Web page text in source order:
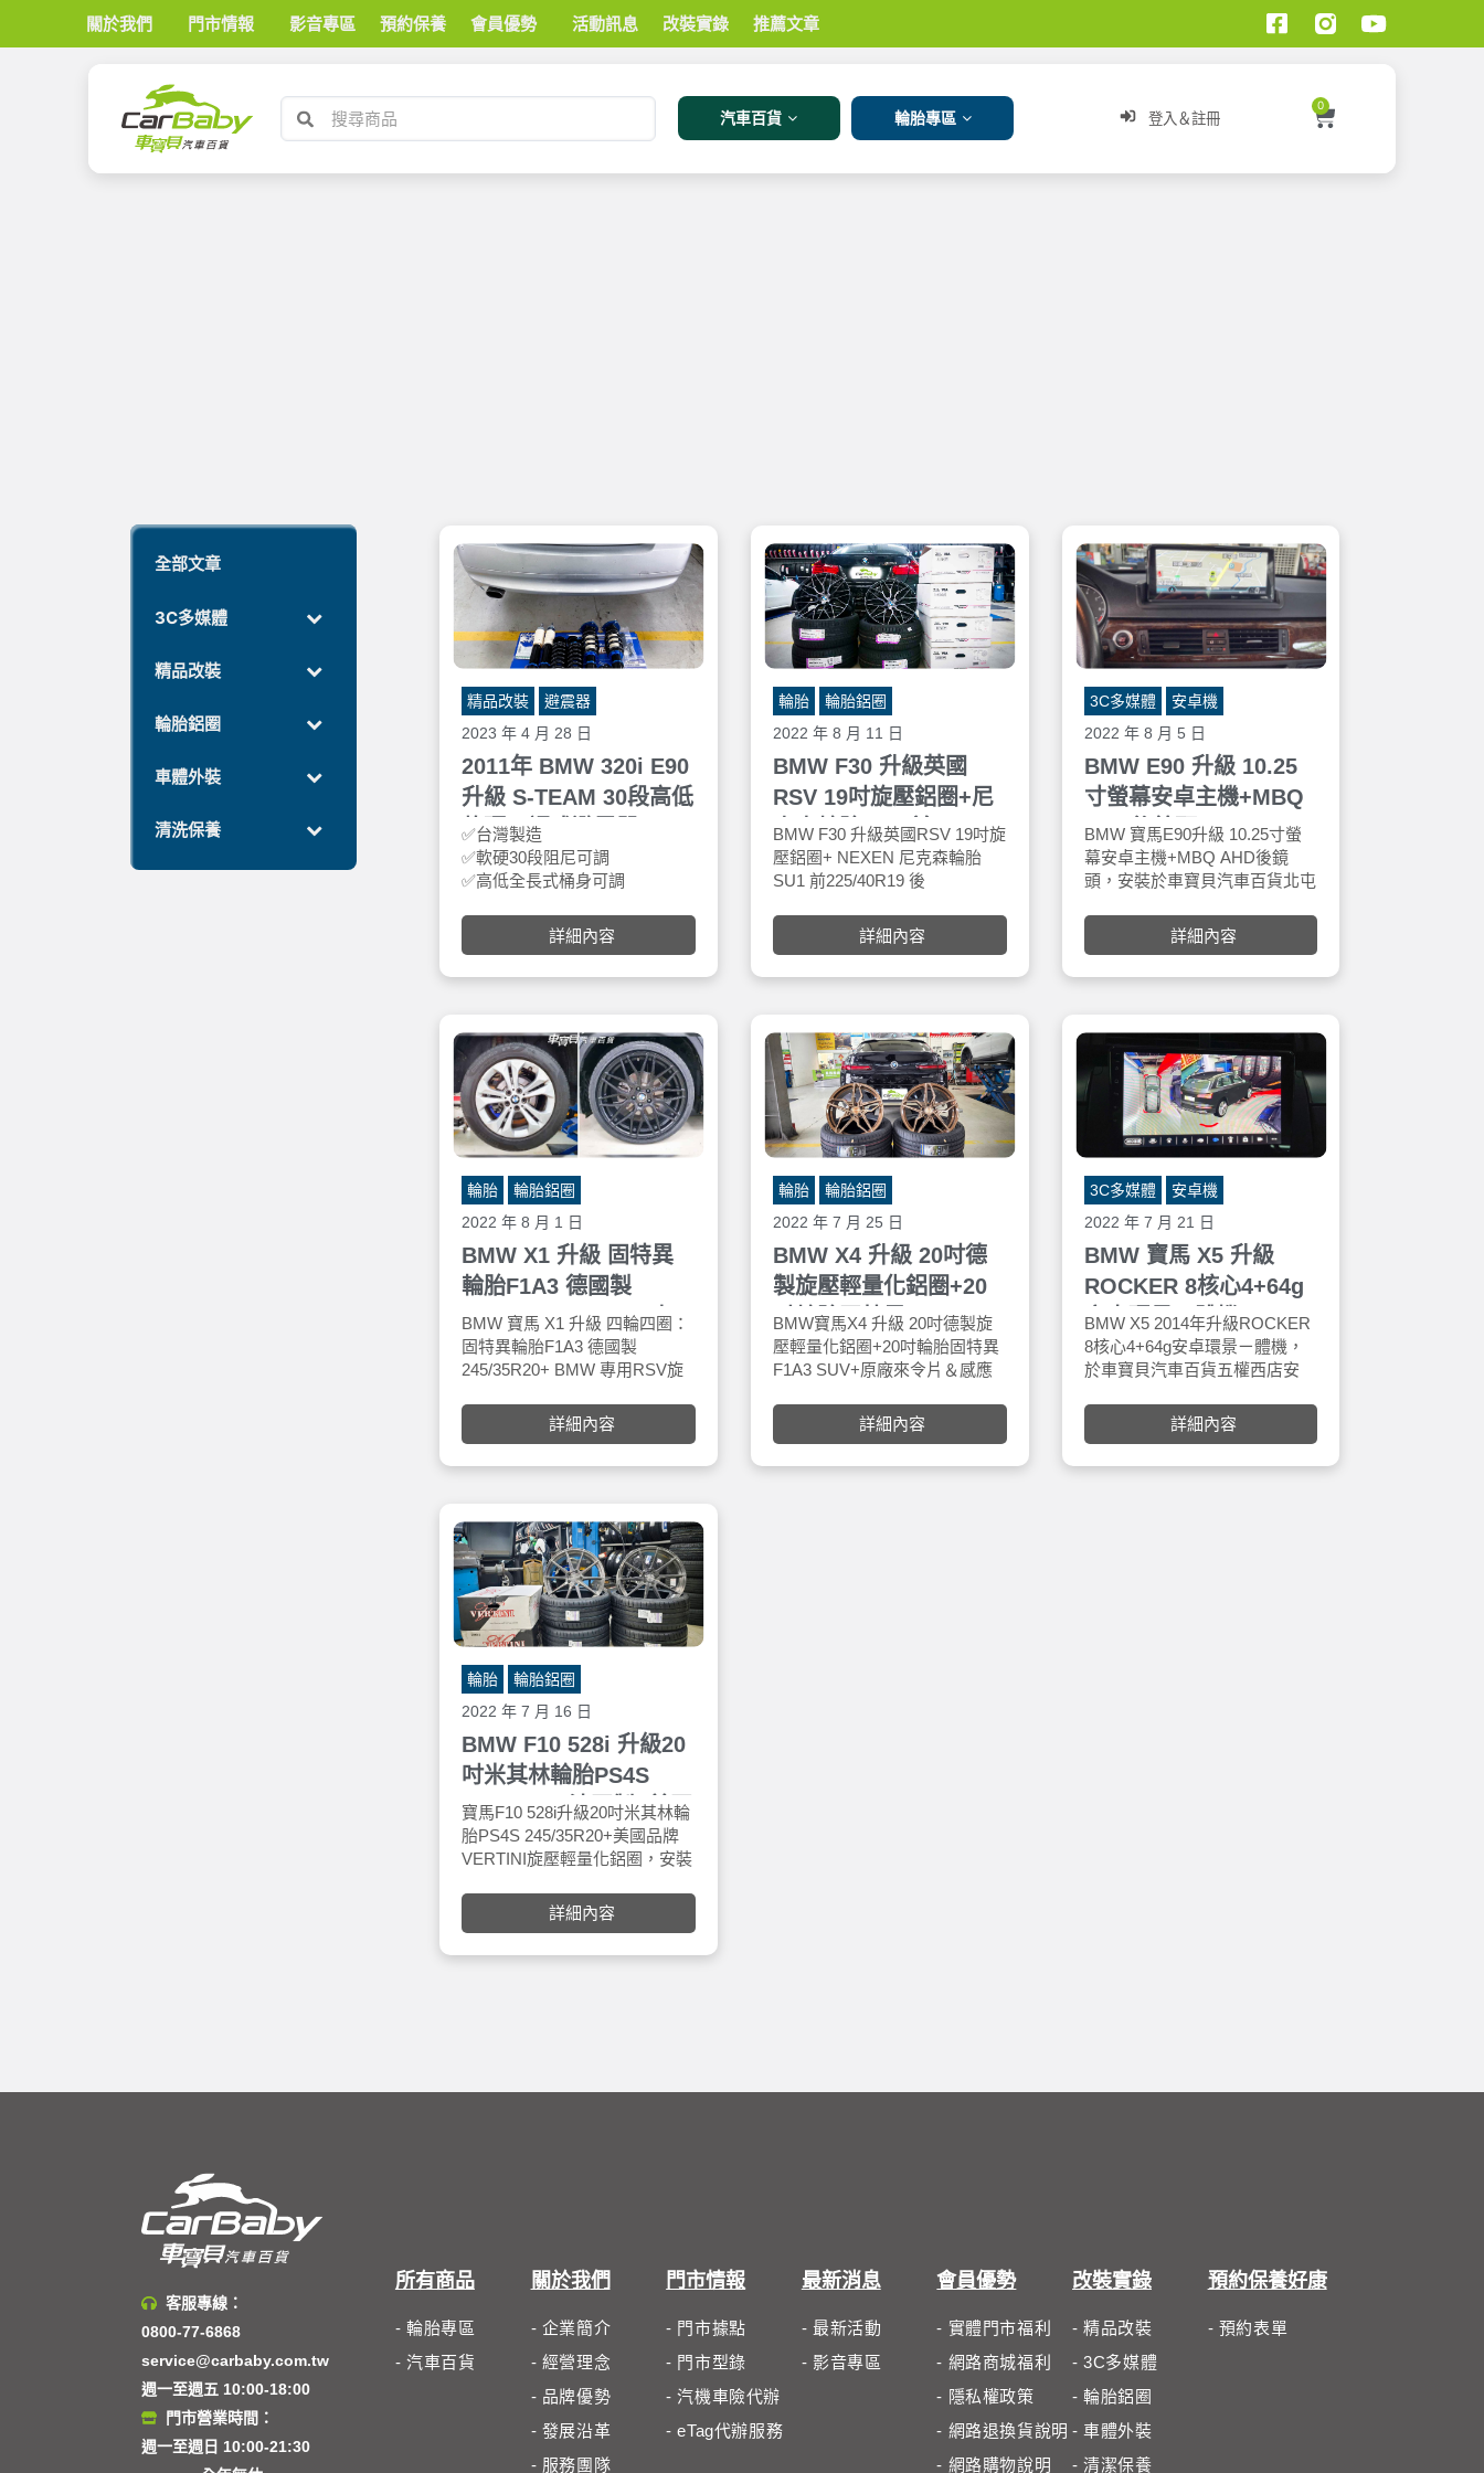
關於我們 門市情報 影音專區 預約保養 會員優勢 活動訊息 改裝實錄 推薦文章
汽車百貨 輪胎專區 登入＆註冊
0
全部文章
3C多媒體
精品改裝
輪胎鋁圈
車體外裝
清洗保養
2011年 BMW 320i E90
升級 S-TEAM 30段高低
軟硬可調式避震器
2023 年 4 月 28 日
精品改裝 避震器
✅台灣製造
✅軟硬30段阻尼可調
✅高低全長式桶身可調
✅冷鍛製成9254彈簧 抗衰減達
成
✅強化型避震器上座 耐用度加
跳
詳細內容
BMW F30 升級英國
RSV 19吋旋壓鋁圈+尼
克森輪胎SU1 前
225/40R19 後
255/35R19
2022 年 8 月 11 日
輪胎 輪胎鋁圈
BMW F30 升級英國RSV 19吋旋
壓鋁圈+ NEXEN 尼克森輪胎
SU1 前225/40R19 後
百貨五權西店。N’Fera SU1是
您在夏季突然風暴或在沙漠公路
上巡航時的首選輪胎。 輪胎的3
性。 優異的分離表面切邊支持
出色的干濕牽引力。通過增加肩
部塊剛度，壓力均勻分佈並確保
最大的轉彎性能。
詳細內容
BMW E90 升級 10.25
寸螢幕安卓主機+MBQ
AHD後鏡頭
2022 年 8 月 5 日
3C多媒體 安卓機
BMW 寶馬E90升級 10.25寸螢
幕安卓主機+MBQ AHD後鏡
頭，安裝於車寶貝汽車百貨北屯
升級，安卓主機安裝，安心交給
車寶貝，售後保固安心有保障！
詳細內容
BMW X1 升級 固特異
輪胎F1A3 德國製
245/35R20+ BMW 專用
RSV旋壓鋁圈
2022 年 8 月 1 日
輪胎 輪胎鋁圈
BMW 寶馬 X1 升級 四輪四圈：
固特異輪胎F1A3 德國製
245/35R20+ BMW 專用RSV旋
五權下店。GOODYEAR 固特
異 Eagle F1 Asymmetric 3 | 頂
尖車廠認證原配性能街胎，擁有
操控性能及煞車評測項目表現第
一。
詳細內容
BMW X4 升級 20吋德
製旋壓輕量化鋁圈+20
吋輪胎固特異F1A3
SUV+原廠來令片＆感
應線
2022 年 7 月 25 日
輪胎 輪胎鋁圈
BMW寶馬X4 升級 20吋德製旋
壓輕量化鋁圈+20吋輪胎固特異
F1A3 SUV+原廠來令片＆感應
西店。固特異F1A3 SUV輪胎，
採用自控煞停科技
(ActiveBraking Technology)，可
詳細內容
BMW 寶馬 X5 升級
ROCKER 8核心4+64g
安卓環景ㄧ體機
2022 年 7 月 21 日
3C多媒體 安卓機
BMW X5 2014年升級ROCKER
8核心4+64g安卓環景ㄧ體機，
於車寶貝汽車百貨五權西店安
持聽筒接聽、音樂播放、導航、
360度環景功能，中控升級車內
駕駛方便不無聊！
詳細內容
BMW F10 528i 升級20
吋米其林輪胎PS4S
245/35R20法國製+美國
VERTINI旋壓輕量化鋁
圈
2022 年 7 月 16 日
輪胎 輪胎鋁圈
寶馬F10 528i升級20吋米其林輪
胎PS4S 245/35R20+美國品牌
VERTINI旋壓輕量化鋁圈，安裝
詳細內容
客服專線：
0800-77-6868
service@carbaby.com.tw
週一至週五 10:00-18:00
門市營業時間：
週一至週日 10:00-21:30
所有商品
- 輪胎專區
- 汽車百貨
關於我們
- 企業簡介
- 經營理念
- 品牌優勢
- 發展沿革
- 服務團隊
門市情報
- 門市據點
- 門市型錄
- 汽機車險代辦
- eTag代辦服務
最新消息
- 最新活動
- 影音專區
會員優勢
- 實體門市福利
- 網路商城福利
- 隱私權政策
- 網路退換貨說明
- 網路購物說明
改裝實錄
- 精品改裝
- 3C多媒體
- 輪胎鋁圈
- 車體外裝
- 清潔保養
預約保養好康
- 預約表單